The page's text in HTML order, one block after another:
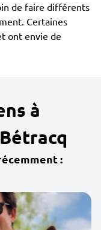
de faire différents
Certaines
ont envie de
à
: